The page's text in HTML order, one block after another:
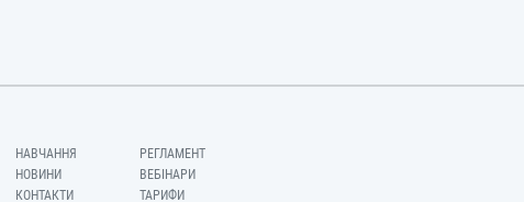
НАВЧАННЯ
НОВИНИ
КОНТАКТИ
РЕГЛАМЕНТ
ВЕБІНАРИ
ТАРИФИ